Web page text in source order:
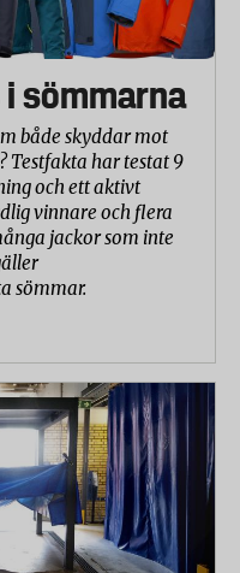
sömmarna
både skyddar mot
Testfakta har testat 9
och ett aktivt
vinnare och flera
jackor som inte
sömmar.